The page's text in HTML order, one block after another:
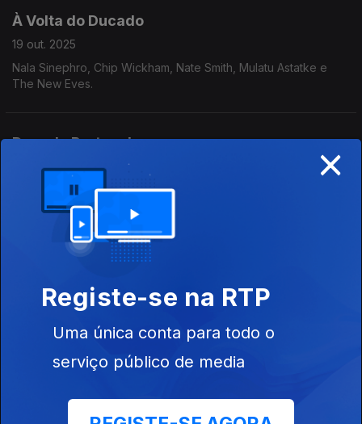
À Volta do Ducado
19 out. 2025
Nala Sinephro, Chip Wickham, Nate Smith, Mulatu Astatke e
The New Eves.
Ducado Portucalense
12 out. 2025
Da Chick, Raquel Martins, Três Tristes Tigres, Brandee
Younger e Makaya McCraven.
05 out. 2025
Beirut, Zé Ibarra, KeiyaA, Haruomi Hosono, Mal Waldron e
Valentina Magaletti
×
Registe-se na RTP
Uma única conta para todo o
serviço público de media